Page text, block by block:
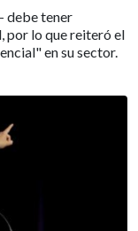
debe tener
por lo que reiteró el
en su sector.